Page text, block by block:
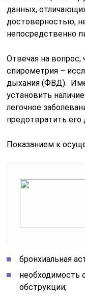
данных,
достоверностью,
непосредственно
Отвечая на вопрос,
спирометрия –
дыхания (ФВД).
установить
легочное
предотвратить
Показанием к
бронхиальная
необходимость
обструкции;